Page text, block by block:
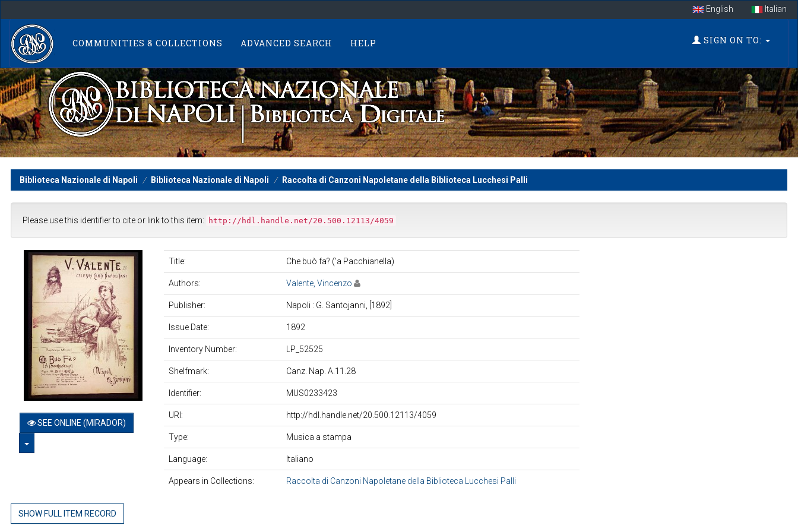
navigation
English Italian
COMMUNITIES & COLLECTIONS ADVANCED SEARCH HELP SIGN ON TO:
Biblioteca Nazionale di Napoli Biblioteca Nazionale di Napoli Raccolta di Canzoni Napoletane della Biblioteca Lucchesi Palli
Please use this identifier to cite or link to this item: http://hdl.handle.net/20.500.12113/4059
SEE ONLINE (MIRADOR)
TOGGLE DROPDOWN
Title: Che buò fa? ('a Pacchianella)
Authors: Valente, Vincenzo
Publisher: Napoli : G. Santojanni, [1892]
Issue Date: 1892
Inventory Number: LP_52525
Shelfmark: Canz. Nap. A.11.28
Identifier: MUS0233423
URI: http://hdl.handle.net/20.500.12113/4059
Type: Musica a stampa
Language: Italiano
Appears in Collections: Raccolta di Canzoni Napoletane della Biblioteca Lucchesi Palli
SHOW FULL ITEM RECORD